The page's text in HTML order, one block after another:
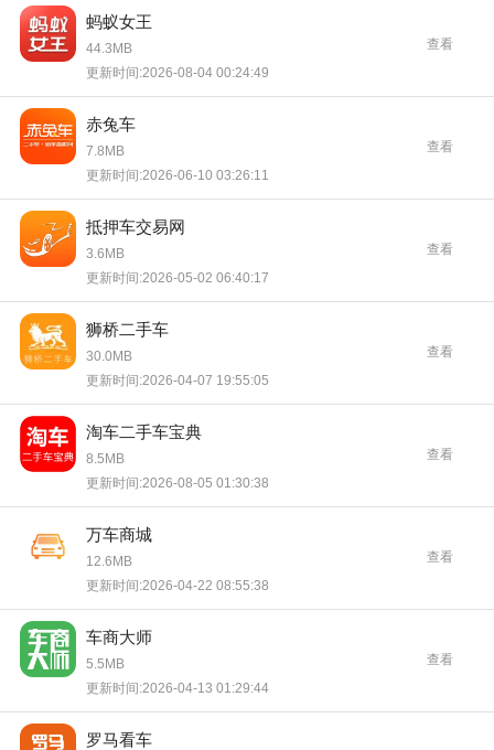
蚂蚁女王
44.3MB
更新时间:2026-08-04 00:24:49
查看
赤兔车
7.8MB
更新时间:2026-06-10 03:26:11
查看
抵押车交易网
3.6MB
更新时间:2026-05-02 06:40:17
查看
狮桥二手车
30.0MB
更新时间:2026-04-07 19:55:05
查看
淘车二手车宝典
8.5MB
更新时间:2026-08-05 01:30:38
查看
万车商城
12.6MB
更新时间:2026-04-22 08:55:38
查看
车商大师
5.5MB
更新时间:2026-04-13 01:29:44
查看
罗马看车